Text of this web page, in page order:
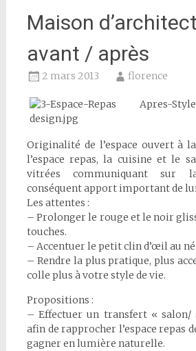
Maison
avant / après
2 mars 2013 florence
Originalité de l’espace ouvert à
l’espace repas, la cuisine et le
vitrées communiquant sur
conséquent apport important de
Les attentes :
– Prolonger le rouge et le noir
touches.
– Accentuer le petit clin d’œil au
– Rendre la plus pratique, plus
colle plus à votre style de vie.
Propositions :
– Effectuer un transfert « salon/
afin de rapprocher l’espace repas
gagner en lumière naturelle.